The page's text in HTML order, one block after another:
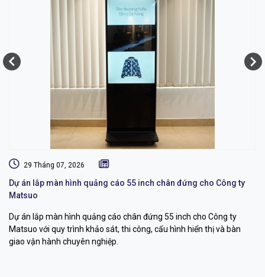
29 Tháng 07, 2026
Dự án lắp màn hình quảng cáo 55 inch chân đứng cho Công ty
Matsuo
Dự án lắp màn hình quảng cáo chân đứng 55 inch cho Công ty
Matsuo với quy trình khảo sát, thi công, cấu hình hiển thị và bàn
giao vận hành chuyên nghiệp.